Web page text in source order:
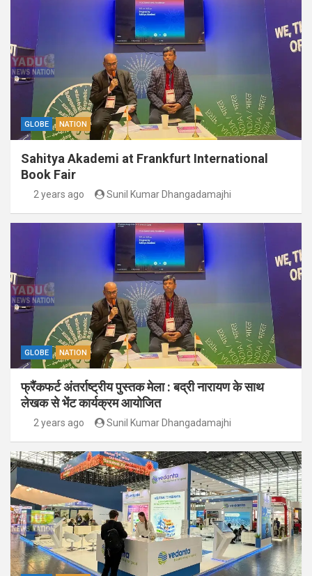
GLOBE NATION
Sahitya Akademi at Frankfurt International
Book Fair
2 years ago Sunil Kumar Dhangadamajhi
GLOBE NATION
फ्रैंकफर्ट अंतर्राष्ट्रीय पुस्तक मेला : बद्री नारायण के साथ
लेखक से भेंट कार्यक्रम आयोजित
2 years ago Sunil Kumar Dhangadamajhi